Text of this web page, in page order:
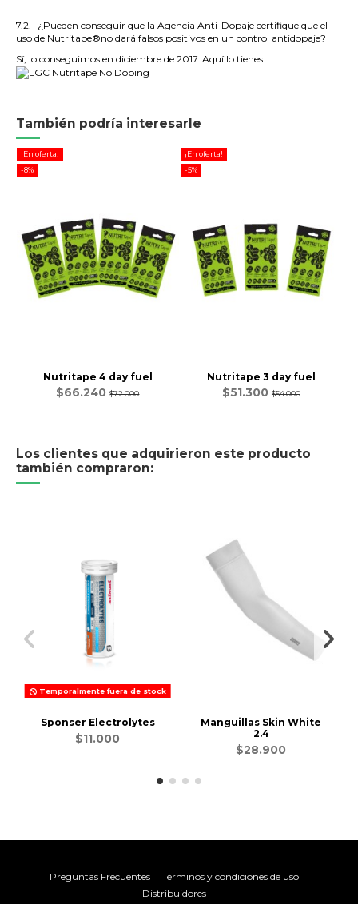
7.2.- ¿Pueden conseguir que la Agencia Anti-Dopaje certifique que el
uso de Nutritape®no dará falsos positivos en un control antidopaje?
Sí, lo conseguimos en diciembre de 2017. Aquí lo tienes:
También podría interesarle
¡En oferta!
-8%
Nutritape 4 day fuel
$66.240$72.000
¡En oferta!
-5%
Nutritape 3 day fuel
$51.300 $54.000
Los clientes que adquirieron este producto
también compraron:
Temporalmente fuera de stock
Sponser Electrolytes
$11.000
Manguillas Skin White
2.4
$28.900
Preguntas Frecuentes
Términos y condiciones de uso
Distribuidores